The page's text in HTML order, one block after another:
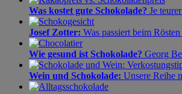
Was kostet gute Schokolade? Je
Josef Zotter: Was passiert beim
Wie gesund ist Schokolade? Georg
Wein und Schokolade: Unsere Reihe